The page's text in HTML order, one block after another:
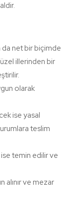
da net bir biçimde
illerinden bir
olarak
ise yasal
teslim
temin edilir ve
alınır ve mezar